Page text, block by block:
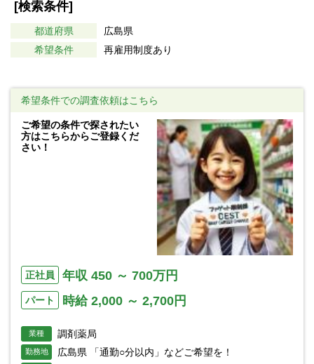
[検索条件]
都道府県
広島県
希望条件
再雇用制度あり
希望条件での調査依頼はこちら
ご希望の条件で探されたい
方はこちらからご登録くだ
さい！
正社員 年収 450 ～ 700万円
パート 時給 2,000 ～ 2,700円
業種 調剤薬局
勤務地 広島県 「通勤○分以内」などご希望を！